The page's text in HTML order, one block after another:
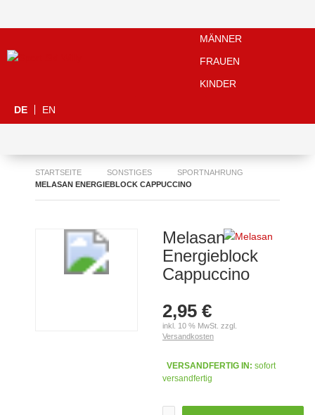
MÄNNER
FRAUEN
KINDER
DE EN
STARTSEITE SONSTIGES
SPORTNAHRUNG
MELASAN ENERGIEBLOCK CAPPUCCINO
Melasan
Energieblock
Cappuccino
2,95 €
inkl. 10 % MwSt. zzgl.
Versandkosten
VERSANDFERTIG IN: sofort
versandfertig